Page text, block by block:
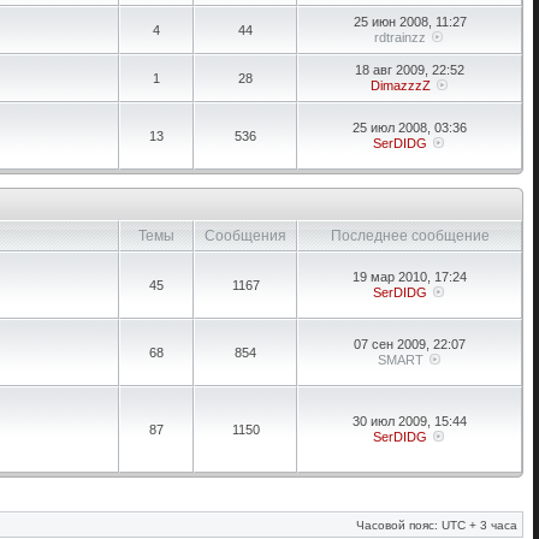
4 44
25 июн 2008, 11:27
rdtrainzz
1 28
18 авг 2009, 22:52
DimazzzZ
13 536
25 июл 2008, 03:36
SerDIDG
Темы Сообщения Последнее сообщение
45 1167
19 мар 2010, 17:24
SerDIDG
68 854
07 сен 2009, 22:07
SMART
87 1150
30 июл 2009, 15:44
SerDIDG
Часовой пояс: UTC + 3 часа